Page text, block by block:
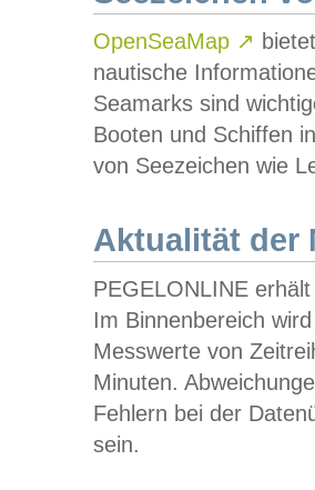
OpenSeaMap ↗
nautische
Seamarks sind
Booten und Schiffen
von Seezeichen wie
Aktualität der
PEGELONLINE
Im Binnenbereich
Messwerte von
Minuten.
Fehlern bei der
sein.